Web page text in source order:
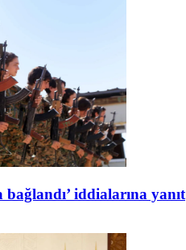
bağlandı’ iddialarına yanıt